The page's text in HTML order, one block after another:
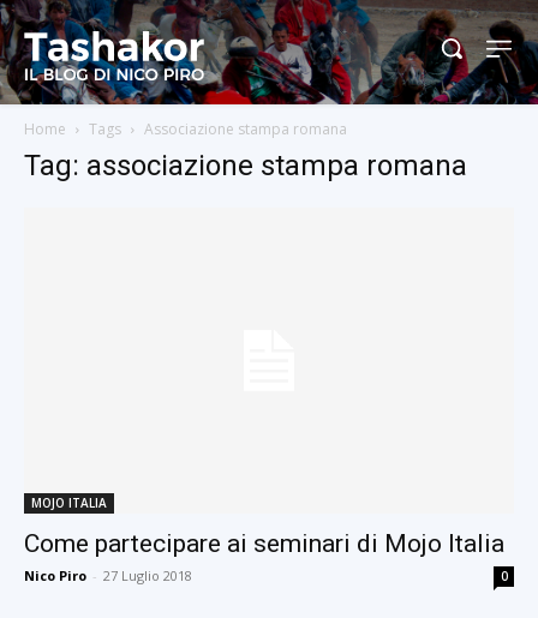
Home Tags Associazione stampa romana
Tag: associazione stampa romana
MOJO ITALIA
Come partecipare ai seminari di Mojo Italia
Nico Piro - 27 Luglio 2018 0